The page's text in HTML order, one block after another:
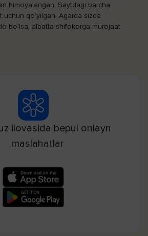
himoyalangan. Saytdagi barcha
uchun qo‘yilgan. Agarda sizda
bo‘lsa, albatta shifokorga murojaat
ilovasida bepul onlayn
maslahatlar